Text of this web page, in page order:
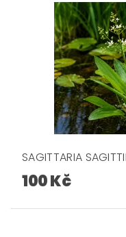
SAGITTARIA
100 Kč